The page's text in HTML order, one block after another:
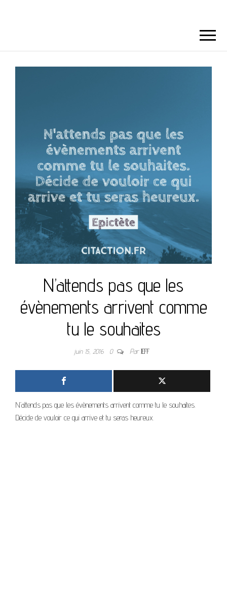
N’attends pas que les
évènements arrivent comme
tu le souhaites
juin 15, 2016 0 ParJEFF
N’attends pas que les évènements arrivent comme tu le souhaites.
Décide de vouloir ce qui arrive et tu seras heureux.